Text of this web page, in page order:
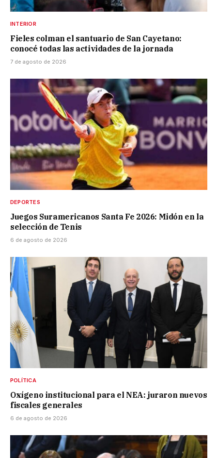
INTERIOR
Fieles colman el santuario de San Cayetano:
conocé todas las actividades de la jornada
7 de agosto de 2026
DEPORTES
Juegos Suramericanos Santa Fe 2026: Midón en la
selección de Tenis
6 de agosto de 2026
POLÍTICA
Oxígeno institucional para el NEA: juraron nuevos
fiscales generales
6 de agosto de 2026